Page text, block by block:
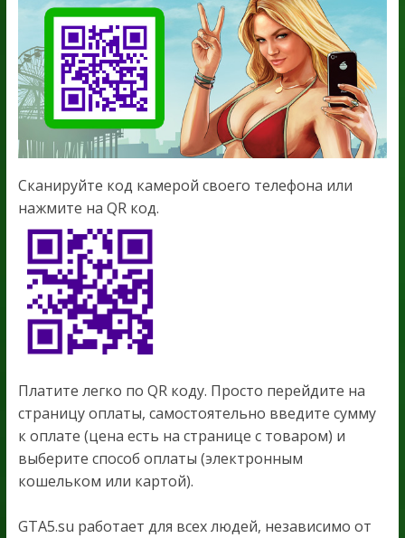
Сканируйте код камерой своего телефона или
нажмите на QR код.
Платите легко по QR коду. Просто перейдите на
страницу оплаты, самостоятельно введите сумму
к оплате (цена есть на странице с товаром) и
выберите способ оплаты (электронным
кошельком или картой).
GTA5.su работает для всех людей, независимо от